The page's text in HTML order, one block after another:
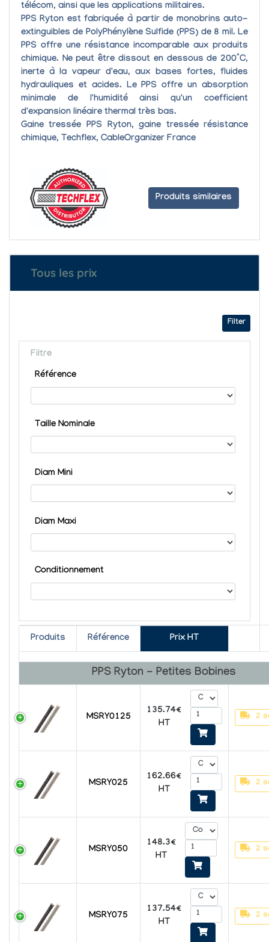
télécom, ainsi que les applications militaires.
PPS Ryton est fabriquée à partir de monobrins auto-
extinguibles de PolyPhénylène Sulfide (PPS) de 8 mil. Le
PPS offre une résistance incomparable aux produits
chimique. Ne peut être dissout en dessous de 200°C,
inerte à la vapeur d'eau, aux bases fortes, fluides
hydrauliques et acides. Le PPS offre un absorption
minimale de l'humidité ainsi qu'un coefficient
d'expansion linéaire thermal très bas.
Gaine tressée PPS Ryton, gaine tressée résistance
chimique, Techflex, CableOrganizer France
Produits similaires
Tous les prix
Filter
Filtre
Référence
Taille Nominale
Diam Mini
Diam Maxi
Conditionnement
Produits Référence Prix HT
PPS Ryton - Petites Bobines
MSRY0125
135.74€
HT
2
MSRY025
162.66€
HT
2
MSRY050
148.3€
HT
2
MSRY075
137.54€
HT
2